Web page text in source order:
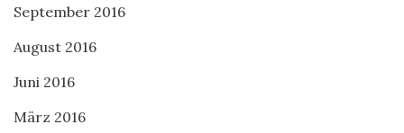
September 2016
August 2016
Juni 2016
März 2016